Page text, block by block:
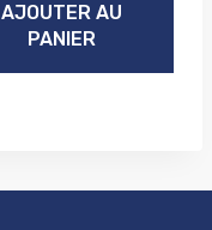
AJOUTER AU
PANIER